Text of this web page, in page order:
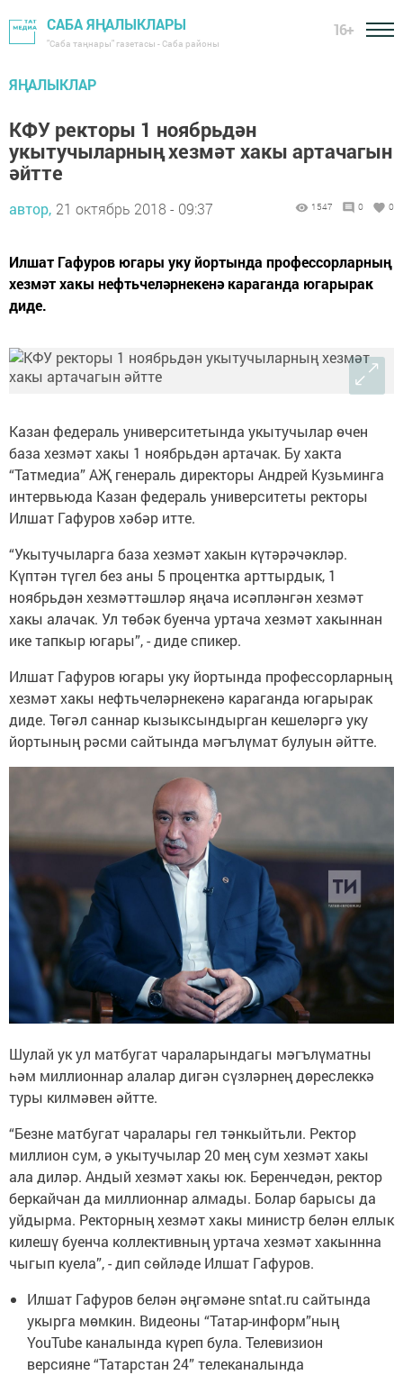
САБА ЯҢАЛЫКЛАРЫ
"Саба таңнары" газетасы - Саба районы
16+
ЯҢАЛЫКЛАР
КФУ ректоры 1 ноябрьдән
укытучыларның хезмәт хакы артачагын
әйтте
автор, 21 октябрь 2018 - 09:37 1547 0 0
Илшат Гафуров югары уку йортында профессорларның
хезмәт хакы нефтьчеләрнекенә караганда югарырак
диде.
Казан федераль университетында укытучылар өчен
база хезмәт хакы 1 ноябрьдән артачак. Бу хакта
“Татмедиа” АҖ генераль директоры Андрей Кузьминга
интервьюда Казан федераль университеты ректоры
Илшат Гафуров хәбәр итте.
“Укытучыларга база хезмәт хакын күтәрәчәкләр.
Күптән түгел без аны 5 процентка арттырдык, 1
ноябрьдән хезмәттәшләр яңача исәпләнгән хезмәт
хакы алачак. Ул төбәк буенча уртача хезмәт хакыннан
ике тапкыр югары”, - диде спикер.
Илшат Гафуров югары уку йортында профессорларның
хезмәт хакы нефтьчеләрнекенә караганда югарырак
диде. Төгәл саннар кызыксындырган кешеләргә уку
йортының рәсми сайтында мәгълүмат булуын әйтте.
Шулай ук ул матбугат чараларындагы мәгълүматны
һәм миллионнар алалар дигән сүзләрнең дөреслеккә
туры килмәвен әйтте.
“Безне матбугат чаралары гел тәнкыйтьли. Ректор
миллион сум, ә укытучылар 20 мең сум хезмәт хакы
ала диләр. Андый хезмәт хакы юк. Беренчедән, ректор
беркайчан да миллионнар алмады. Болар барысы да
уйдырма. Ректорның хезмәт хакы министр белән еллык
килешү буенча коллективның уртача хезмәт хакыннна
чыгып куела”, - дип сөйләде Илшат Гафуров.
Илшат Гафуров белән әңгәмәне sntat.ru сайтында
укырга мөмкин. Видеоны “Татар-информ”ның
YouTube каналында күреп була. Телевизион
версияне “Татарстан 24” телеканалында